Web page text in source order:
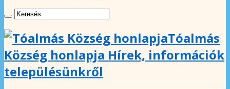
Tóalmás
Község honlapja Hírek, információk
településünkről